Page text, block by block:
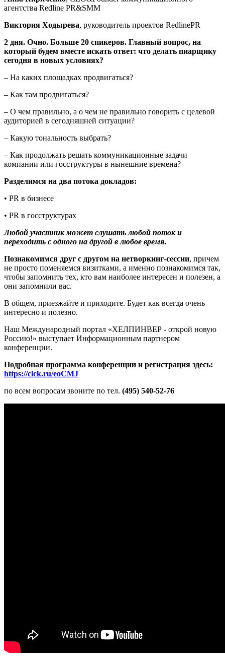
агентства Redline PR&SMM
Виктория Ходырева, руководитель проектов RedlinePR
2 дня. Очно. Больше 20 спикеров. Главный вопрос, на
который будем вместе искать ответ: что делать пиарщику
сегодня в новых условиях?
– На каких площадках продвигаться?
– Как там продвигаться?
– О чем правильно, а о чем не правильно говорить с целевой
аудиторией в сегодняшней ситуации?
– Какую тональность выбрать?
– Как продолжать решать коммуникационные задачи
компании или госструктуры в нынешние времена?
Разделимся на два потока докладов:
• PR в бизнесе
• PR в госструктурах
Любой участник может слушать любой поток и
переходить с одного на другой в любое время.
Познакомимся друг с другом на нетворкинг-сессии, причем
не просто поменяемся визитками, а именно познакомимся так,
чтобы запомнить тех, кто вам наиболее интересен и полезен, а
они запомнили вас.
В общем, приезжайте и приходите. Будет как всегда очень
интересно и полезно.
Наш Международный портал «ХЕЛПИНВЕР - открой новую
Россию!» выступает Информационным партнером
конференции.
Подробная программа конференции и регистрация здесь:
https://clck.ru/eoCMJ
по всем вопросам звоните по тел. (495) 540-52-76